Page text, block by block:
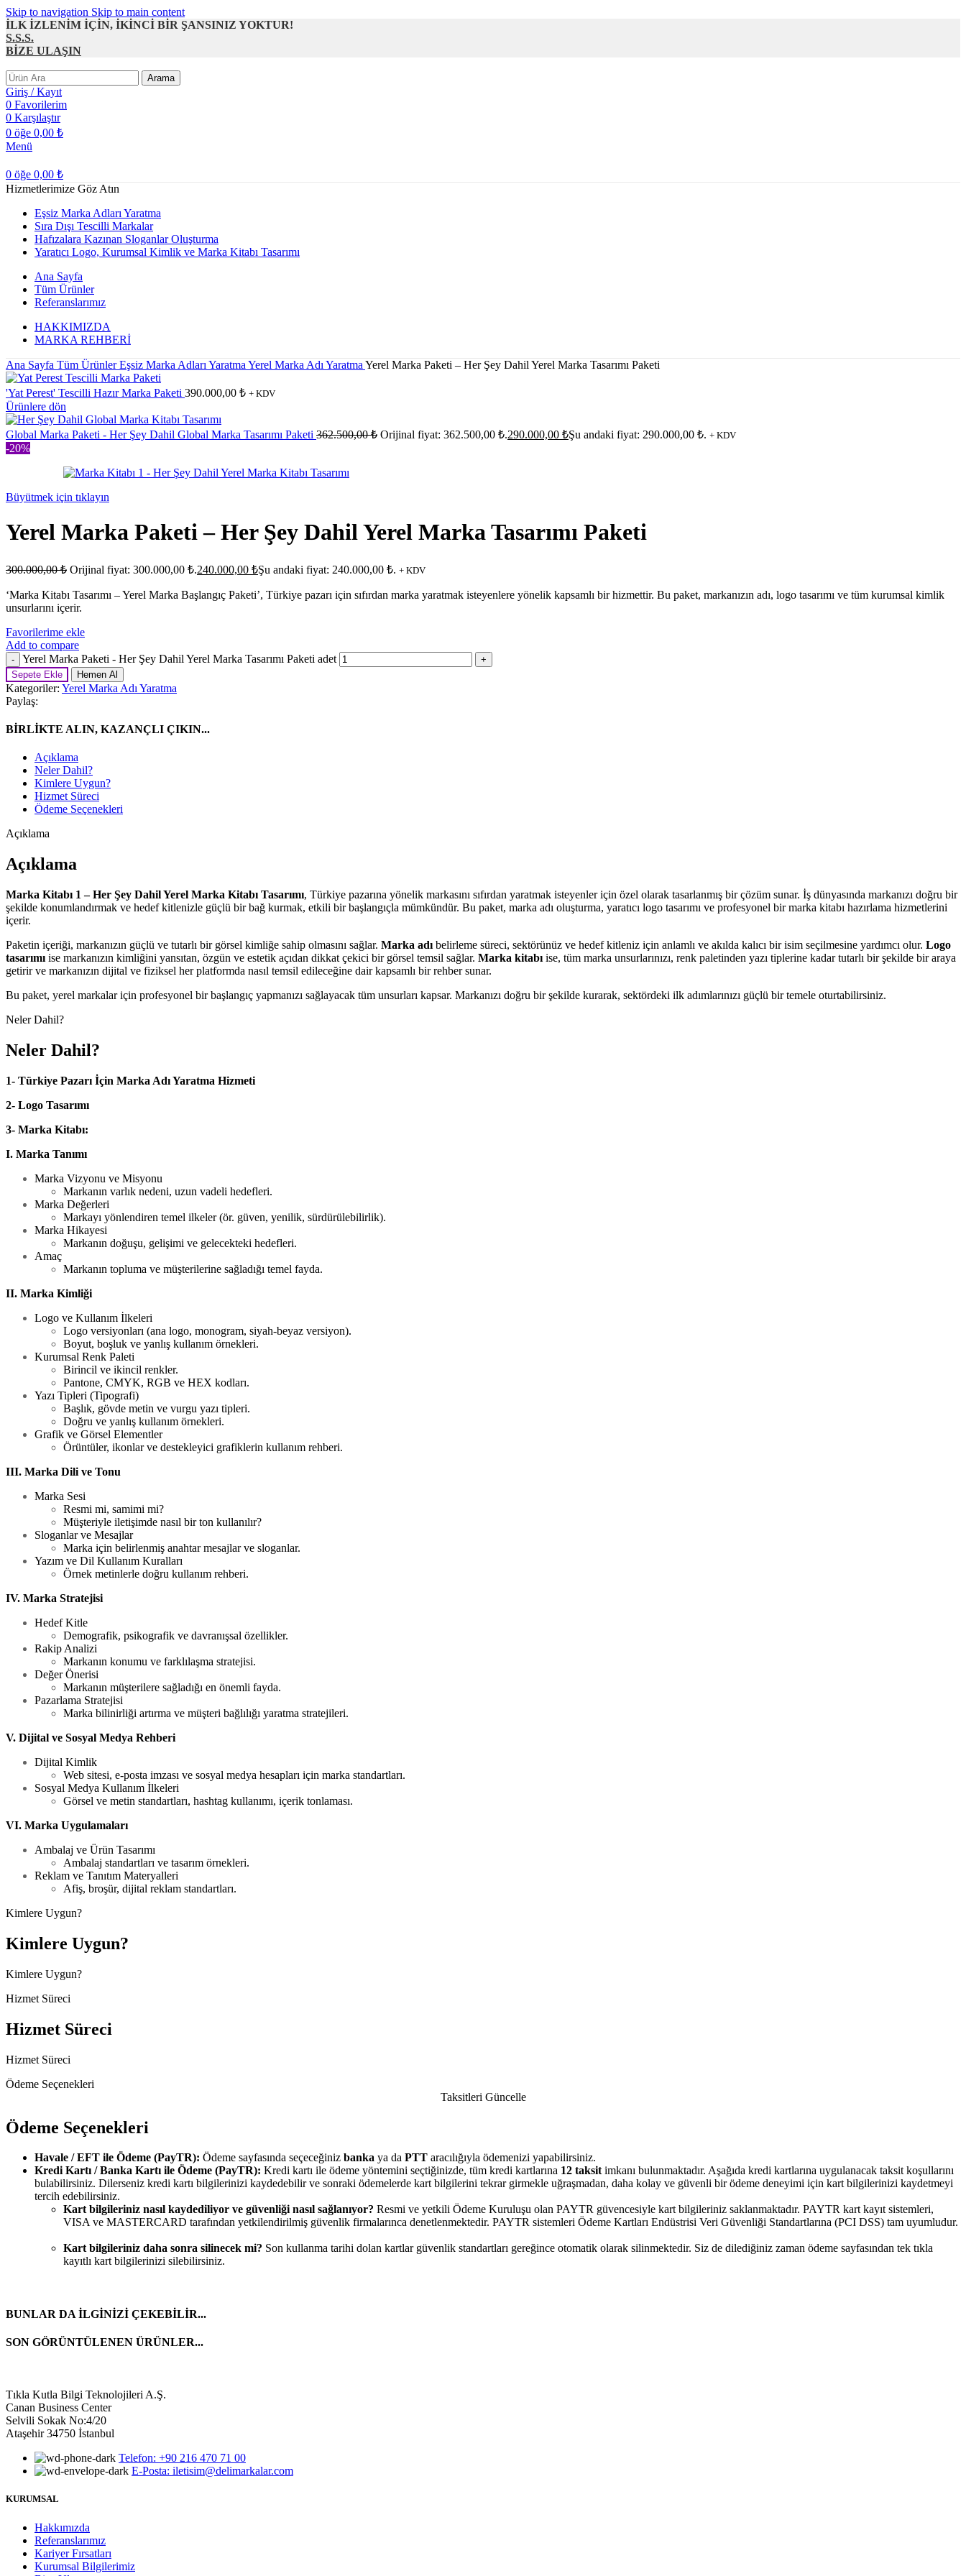
Skip to navigation Skip to main content
İLK İZLENİM İÇİN, İKİNCİ BİR ŞANSINIZ YOKTUR!
S.S.S.
BİZE ULAŞIN
Arama
Giriş / Kayıt
0 Favorilerim
0 Karşılaştır
0 öğe 0,00 ₺
Menü
0 öğe 0,00 ₺
Hizmetlerimize Göz Atın
Eşsiz Marka Adları Yaratma
Sıra Dışı Tescilli Markalar
Hafızalara Kazınan Sloganlar Oluşturma
Yaratıcı Logo, Kurumsal Kimlik ve Marka Kitabı Tasarımı
Ana Sayfa
Tüm Ürünler
Referanslarımız
HAKKIMIZDA
MARKA REHBERİ
Ana Sayfa Tüm ÜrünlerEşsiz Marka Adları Yaratma Yerel Marka Adı Yaratma Yerel Marka Paketi – Her Şey Dahil Yerel Marka Tasarımı Paketi
'Yat Perest' Tescilli Hazır Marka Paketi 390.000,00 ₺ + KDV
Ürünlere dön
Global Marka Paketi - Her Şey Dahil Global Marka Tasarımı Paketi 362.500,00₺ Orijinal fiyat: 362.500,00 ₺.290.000,00 ₺Şu andaki fiyat: 290.000,00 ₺. + KDV
-20%
Büyütmek için tıklayın
Yerel Marka Paketi – Her Şey Dahil Yerel Marka Tasarımı Paketi
300.000,00₺ Orijinal fiyat: 300.000,00 ₺.240.000,00 ₺Şu andaki fiyat: 240.000,00 ₺. + KDV
‘Marka Kitabı Tasarımı – Yerel Marka Başlangıç Paketi’, Türkiye pazarı için sıfırdan marka yaratmak isteyenlere yönelik kapsamlı bir hizmettir. Bu paket, markanızın adı, logo tasarımı ve tüm kurumsal kimlik
unsurlarını içerir.
Favorilerime ekle
Add to compare
Yerel Marka Paketi - Her Şey Dahil Yerel Marka Tasarımı Paketi adet
Sepete Ekle Hemen Al
Kategoriler: Yerel Marka Adı Yaratma
Paylaş:
BİRLİKTE ALIN, KAZANÇLI ÇIKIN...
Açıklama
Neler Dahil?
Kimlere Uygun?
Hizmet Süreci
Ödeme Seçenekleri
Açıklama
Açıklama
Marka Kitabı 1 – Her Şey Dahil Yerel Marka Kitabı Tasarımı, Türkiye pazarına yönelik markasını sıfırdan yaratmak isteyenler için özel olarak tasarlanmış bir çözüm sunar. İş dünyasında markanızı doğru bir
şekilde konumlandırmak ve hedef kitlenizle güçlü bir bağ kurmak, etkili bir başlangıçla mümkündür. Bu paket, marka adı oluşturma, yaratıcı logo tasarımı ve profesyonel bir marka kitabı hazırlama hizmetlerini
içerir.
Paketin içeriği, markanızın güçlü ve tutarlı bir görsel kimliğe sahip olmasını sağlar. Marka adı belirleme süreci, sektörünüz ve hedef kitleniz için anlamlı ve akılda kalıcı bir isim seçilmesine yardımcı olur. Logo
tasarımı ise markanızın kimliğini yansıtan, özgün ve estetik açıdan dikkat çekici bir görsel temsil sağlar. Marka kitabı ise, tüm marka unsurlarınızı, renk paletinden yazı tiplerine kadar tutarlı bir şekilde bir araya
getirir ve markanızın dijital ve fiziksel her platformda nasıl temsil edileceğine dair kapsamlı bir rehber sunar.
Bu paket, yerel markalar için profesyonel bir başlangıç yapmanızı sağlayacak tüm unsurları kapsar. Markanızı doğru bir şekilde kurarak, sektördeki ilk adımlarınızı güçlü bir temele oturtabilirsiniz.
Neler Dahil?
Neler Dahil?
1- Türkiye Pazarı İçin Marka Adı Yaratma Hizmeti
2- Logo Tasarımı
3- Marka Kitabı:
I. Marka Tanımı
Marka Vizyonu ve Misyonu
Markanın varlık nedeni, uzun vadeli hedefleri.
Marka Değerleri
Markayı yönlendiren temel ilkeler (ör. güven, yenilik, sürdürülebilirlik).
Marka Hikayesi
Markanın doğuşu, gelişimi ve gelecekteki hedefleri.
Amaç
Markanın topluma ve müşterilerine sağladığı temel fayda.
II. Marka Kimliği
Logo ve Kullanım İlkeleri
Logo versiyonları (ana logo, monogram, siyah-beyaz versiyon).
Boyut, boşluk ve yanlış kullanım örnekleri.
Kurumsal Renk Paleti
Birincil ve ikincil renkler.
Pantone, CMYK, RGB ve HEX kodları.
Yazı Tipleri (Tipografi)
Başlık, gövde metin ve vurgu yazı tipleri.
Doğru ve yanlış kullanım örnekleri.
Grafik ve Görsel Elementler
Örüntüler, ikonlar ve destekleyici grafiklerin kullanım rehberi.
III. Marka Dili ve Tonu
Marka Sesi
Resmi mi, samimi mi?
Müşteriyle iletişimde nasıl bir ton kullanılır?
Sloganlar ve Mesajlar
Marka için belirlenmiş anahtar mesajlar ve sloganlar.
Yazım ve Dil Kullanım Kuralları
Örnek metinlerle doğru kullanım rehberi.
IV. Marka Stratejisi
Hedef Kitle
Demografik, psikografik ve davranışsal özellikler.
Rakip Analizi
Markanın konumu ve farklılaşma stratejisi.
Değer Önerisi
Markanın müşterilere sağladığı en önemli fayda.
Pazarlama Stratejisi
Marka bilinirliği artırma ve müşteri bağlılığı yaratma stratejileri.
V. Dijital ve Sosyal Medya Rehberi
Dijital Kimlik
Web sitesi, e-posta imzası ve sosyal medya hesapları için marka standartları.
Sosyal Medya Kullanım İlkeleri
Görsel ve metin standartları, hashtag kullanımı, içerik tonlaması.
VI. Marka Uygulamaları
Ambalaj ve Ürün Tasarımı
Ambalaj standartları ve tasarım örnekleri.
Reklam ve Tanıtım Materyalleri
Afiş, broşür, dijital reklam standartları.
Kimlere Uygun?
Kimlere Uygun?
Kimlere Uygun?
Hizmet Süreci
Hizmet Süreci
Hizmet Süreci
Ödeme Seçenekleri
Taksitleri Güncelle
Ödeme Seçenekleri
Havale / EFT ile Ödeme (PayTR): Ödeme sayfasında seçeceğiniz banka ya da PTT aracılığıyla ödemenizi yapabilirsiniz.
Kredi Kartı / Banka Kartı ile Ödeme (PayTR): Kredi kartı ile ödeme yöntemini seçtiğinizde, tüm kredi kartlarına 12 taksitimkanı bulunmaktadır. Aşağıda kredi kartlarına uygulanacak taksit koşullarını
bulabilirsiniz. Dilerseniz kredi kartı bilgilerinizi kaydedebilir ve sonraki ödemelerde kart bilgilerini tekrar girmekle uğraşmadan, daha kolay ve güvenli bir ödeme deneyimi için kart bilgilerinizi kaydetmeyi
tercih edebilirsiniz.
Kart bilgileriniz nasıl kaydediliyor ve güvenliği nasıl sağlanıyor? Resmi ve yetkili Ödeme Kuruluşu olan PAYTR güvencesiyle kart bilgileriniz saklanmaktadır. PAYTR kart kayıt sistemleri,
VISA ve MASTERCARD tarafından yetkilendirilmiş güvenlik firmalarınca denetlenmektedir. PAYTR sistemleri Ödeme Kartları Endüstrisi Veri Güvenliği Standartlarına (PCI DSS) tam uyumludur.
Kart bilgileriniz daha sonra silinecek mi? Son kullanma tarihi dolan kartlar güvenlik standartları gereğince otomatik olarak silinmektedir. Siz de dilediğiniz zaman ödeme sayfasından tek tıkla
kayıtlı kart bilgilerinizi silebilirsiniz.
BUNLAR DA İLGİNİZİ ÇEKEBİLİR...
SON GÖRÜNTÜLENEN ÜRÜNLER...
Tıkla Kutla Bilgi Teknolojileri A.Ş.
Canan Business Center
Selvili Sokak No:4/20
Ataşehir 34750 İstanbul
Telefon: +90 216 470 71 00
E-Posta: iletisim@delimarkalar.com
KURUMSAL
Hakkımızda
Referanslarımız
Kariyer Fırsatları
Kurumsal Bilgilerimiz